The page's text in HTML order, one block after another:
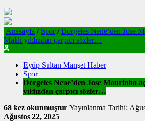
Anasayfa / Spor / Dorgeles Nene’den Jose
Malili yıldızdan çarpıcı sözler…
Eyüp Sultan Manşet Haber
Spor
Dorgeles Nene’den Jose Mourinho
yıldızdan çarpıcı sözler…
68 kez okunmuştur
Yayınlanma
Ağustos 22, 2025